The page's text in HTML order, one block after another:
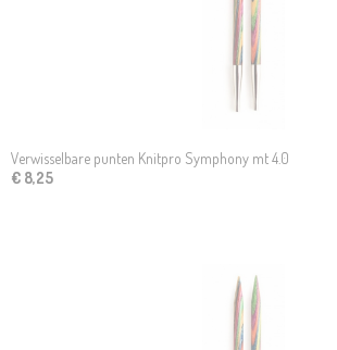
Verwisselbare punten Knitpro Symphony mt 4.0
€ 8,25